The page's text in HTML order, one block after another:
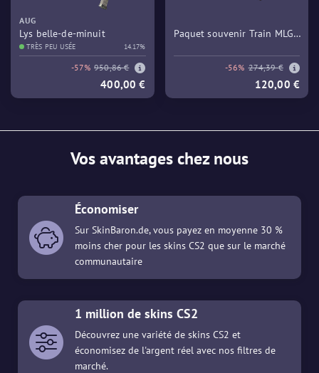
AUG
Lys belle-de-minuit
TRÈS PEU USÉE 14.17%
-57% 950,86 €
400,00 €
Paquet souvenir Train MLG
-56% 274,39 €
120,00 €
Vos avantages chez nous
Économiser
Sur SkinBaron.de, vous payez en moyenne 30 %
moins cher pour les skins CS2 que sur le marché
communautaire
1 million de skins CS2
Découvrez une variété de skins CS2 et
économisez de l'argent réel avec nos filtres de
marché.